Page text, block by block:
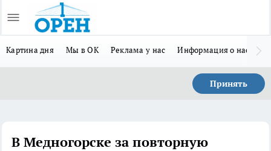
Картина дня Мы в ОК Реклама у нас Информация о нас
Принять
В Медногорске за повторную